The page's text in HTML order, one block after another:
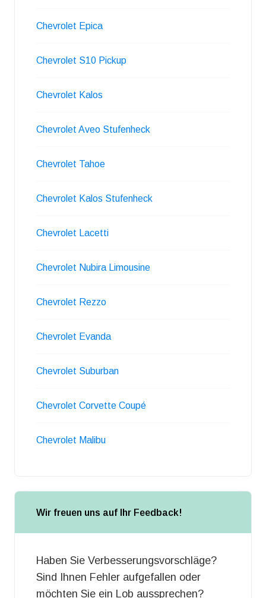
Chevrolet Epica
Chevrolet S10 Pickup
Chevrolet Kalos
Chevrolet Aveo Stufenheck
Chevrolet Tahoe
Chevrolet Kalos Stufenheck
Chevrolet Lacetti
Chevrolet Nubira Limousine
Chevrolet Rezzo
Chevrolet Evanda
Chevrolet Suburban
Chevrolet Corvette Coupé
Chevrolet Malibu
Wir freuen uns auf Ihr Feedback!
Haben Sie Verbesserungsvorschläge?
Sind Ihnen Fehler aufgefallen oder
möchten Sie ein Lob aussprechen?